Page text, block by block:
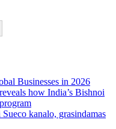
Businesses in 2026
how India’s Bishnoi
kanalo, grasindamas